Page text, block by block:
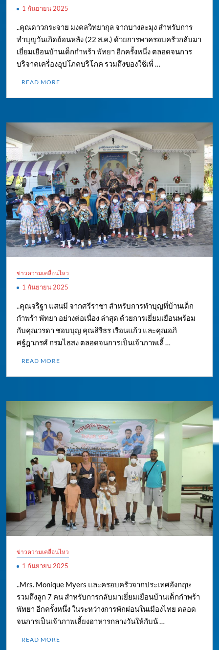
1 กันยายน 2025
..คุณดาวกระจาย มงคลวิทยากุล จากบางละมุง สำหรับการ
ทำบุญวันเกิดย้อนหลัง (22 ส.ค.) ด้วยการพาครอบครัวกลับมา
เยี่ยมเยือนบ้านเด็กกำพร้า พัทยา อีกครั้งหนึ่ง ตลอดจนการ
บริจาคเครื่องอุปโภคบริโภค รวมถึงของใช้เพื่ …
READ MORE
ข่าวความเคลื่อนไหว
1 กันยายน 2025
..คุณจริฐา แสนมี จากศรีราชา สำหรับการทำบุญที่บ้านเด็ก
กำพร้า พัทยา อย่างต่อเนื่อง ล่าสุด ด้วยการเยี่ยมเยือนพร้อม
กับคุณวรดา ชอบบุญ คุณสิรีธร เรือนแก้ว และคุณอภิ
ศฐ์ฎาภรศ์ กรมไธสง ตลอดจนการเป็นเจ้าภาพเลี้ …
READ MORE
ข่าวความเคลื่อนไหว
1 กันยายน 2025
..Mrs. Monique Myers และครอบครัวจากประเทศอังกฤษ
รวมถึงลูก 7 คน สำหรับการกลับมาเยี่ยมเยือนบ้านเด็กกำพร้า
พัทยา อีกครั้งหนึ่ง ในระหว่างการพักผ่อนในเมืองไทย ตลอด
จนการเป็นเจ้าภาพเลี้ยงอาหารกลางวันให้กับน้ …
READ MORE